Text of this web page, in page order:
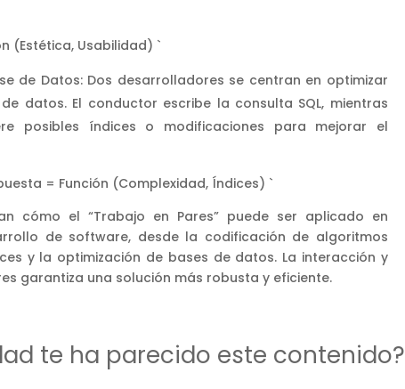
(Estética, Usabilidad) `
de Datos: Dos desarrolladores se centran en optimizar
datos. El conductor escribe la consulta SQL, mientras
posibles índices o modificaciones para mejorar el
= Función (Complexidad, Índices) `
cómo el “Trabajo en Pares” puede ser aplicado en
de software, desde la codificación de algoritmos
y la optimización de bases de datos. La interacción y
garantiza una solución más robusta y eficiente.
te ha parecido este contenido?